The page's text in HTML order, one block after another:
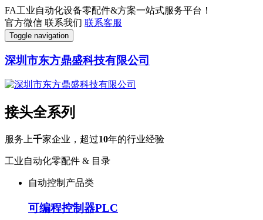
FA工业自动化设备零配件&方案一站式服务平台！
官方微信 联系我们 联系客服
Toggle navigation
深圳市东方鼎盛科技有限公司
接头全系列
服务上千家企业，超过10年的行业经验
工业自动化零配件 & 目录
自动控制产品类
可编程控制器PLC